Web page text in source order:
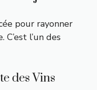
pour rayonner
l’un des
des Vins